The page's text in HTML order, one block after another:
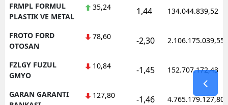
FRMPL FORMUL
PLASTIK VE METAL
35,24 1,44 134.044.839,52
FROTO FORD
OTOSAN
78,60 -2,30 2.106.175.039,55
FZLGY FUZUL
GMYO
10,84 -1,45 152.707.172,43
GARAN GARANTI
127,80 -1,46 4.765.179.127,80